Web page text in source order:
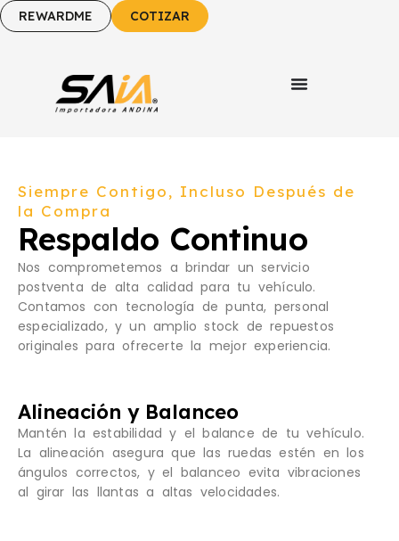
REWARDME COTIZAR
Siempre Contigo, Incluso Después de
la Compra
Respaldo Continuo
Nos comprometemos a brindar un servicio
postventa de alta calidad para tu vehículo.
Contamos con tecnología de punta, personal
especializado, y un amplio stock de repuestos
originales para ofrecerte la mejor experiencia.
Alineación y Balanceo
Mantén la estabilidad y el balance de tu vehículo.
La alineación asegura que las ruedas estén en los
ángulos correctos, y el balanceo evita vibraciones
al girar las llantas a altas velocidades.